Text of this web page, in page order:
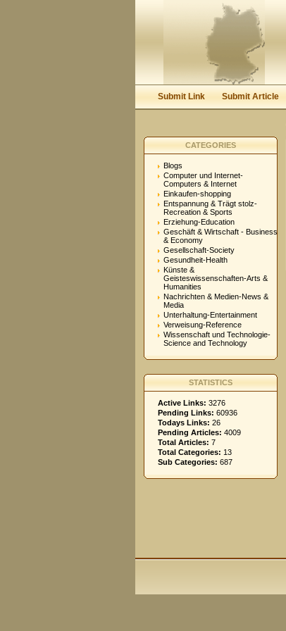
Submit Link Submit Article
CATEGORIES
Blogs
Computer und Internet-
Computers & Internet
Einkaufen-shopping
Entspannung & Trägt stolz-
Recreation & Sports
Erziehung-Education
Geschäft & Wirtschaft - Business
& Economy
Gesellschaft-Society
Gesundheit-Health
Künste &
Geisteswissenschaften-Arts &
Humanities
Nachrichten & Medien-News &
Media
Unterhaltung-Entertainment
Verweisung-Reference
Wissenschaft und Technologie-
Science and Technology
STATISTICS
Active Links: 3276
Pending Links: 60936
Todays Links: 26
Pending Articles: 4009
Total Articles: 7
Total Categories: 13
Sub Categories: 687